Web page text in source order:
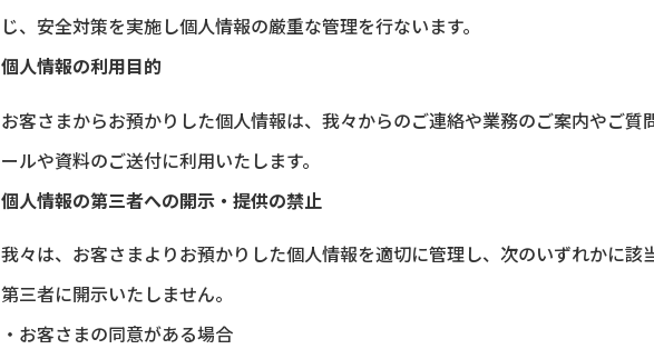
じ、安全対策を実施し個人情報の厳重な管理を行ないます。
個人情報の利用目的
お客さまからお預かりした個人情報は、我々からのご連絡や業務のご案内やご質
ールや資料のご送付に利用いたします。
個人情報の第三者への開示・提供の禁止
我々は、お客さまよりお預かりした個人情報を適切に管理し、次のいずれかに該
第三者に開示いたしません。
・お客さまの同意がある場合